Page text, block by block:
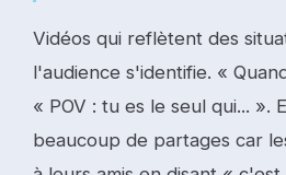
Vidéos qui reflètent des
l'audience s'identifie. «
« POV : tu es le seul qui... ».
beaucoup de partages car